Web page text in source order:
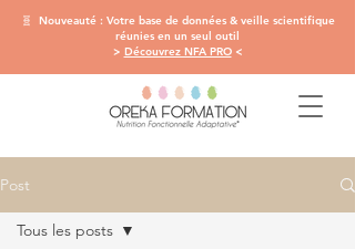
🧬 Nouveauté : Votre base de données & veille scientifique
réunies en un seul outil
> Découvrez NFA PRO<
Post
Tous les posts